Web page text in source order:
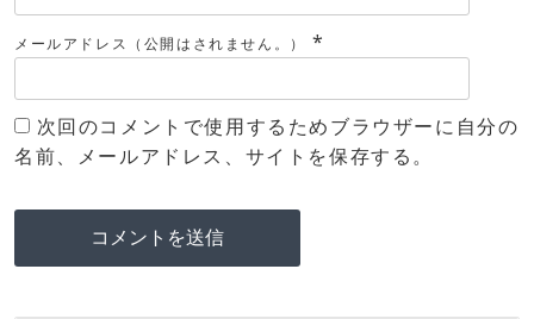
メールアドレス（公開はされません。） *
次回のコメントで使用するためブラウザーに自分の
名前、メールアドレス、サイトを保存する。